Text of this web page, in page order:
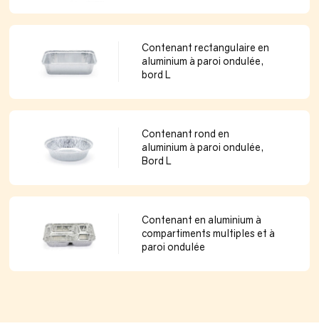
Contenant rectangulaire en
aluminium à paroi ondulée,
bord L
Contenant rond en
aluminium à paroi ondulée,
Bord L
Contenant en aluminium à
compartiments multiples et à
paroi ondulée